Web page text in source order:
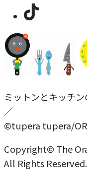
ミットンとキッチ
／
©tupera tupera/
Copyright© The
All Rights Reserved.